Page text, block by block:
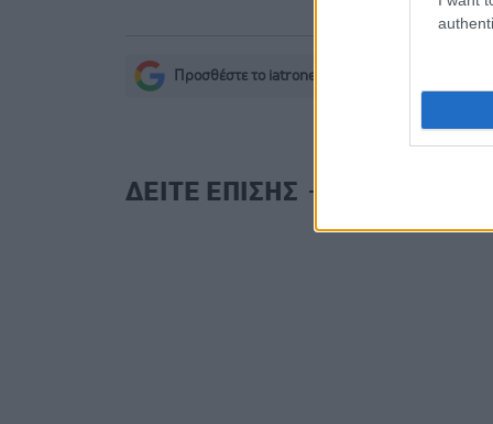
Προσθέστε το iatronet.gr στο Discover
ΔΕΙΤΕ ΕΠΙΣΗΣ